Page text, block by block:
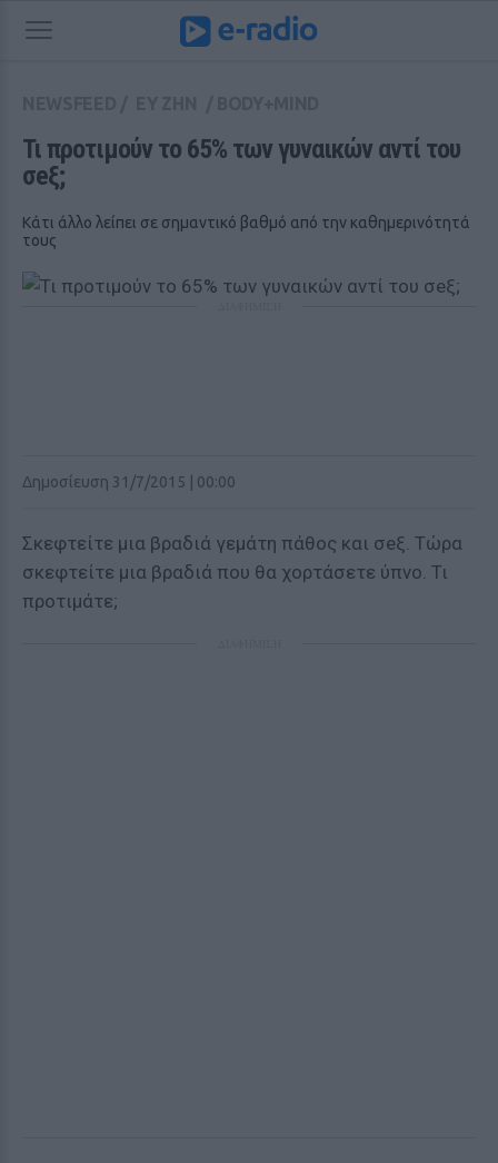
Τι προτιμούν το 65% των γυναικών αντί του
σeξ;
Κάτι άλλο λείπει σε σημαντικό βαθμό από την καθημερινότητά
τους
Δημοσίευση 31/7/2015 | 00:00
Σκεφτείτε μια βραδιά γεμάτη πάθος και σeξ. Τώρα
σκεφτείτε μια βραδιά που θα χορτάσετε ύπνο. Τι
προτιμάτε;